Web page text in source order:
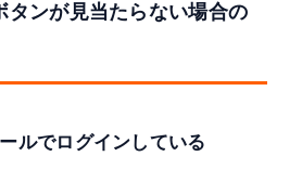
タンが見当たらない場合の
ルでログインしている